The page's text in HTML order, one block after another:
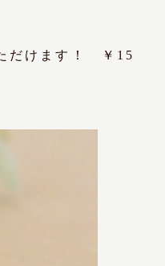
だけます！ ￥15